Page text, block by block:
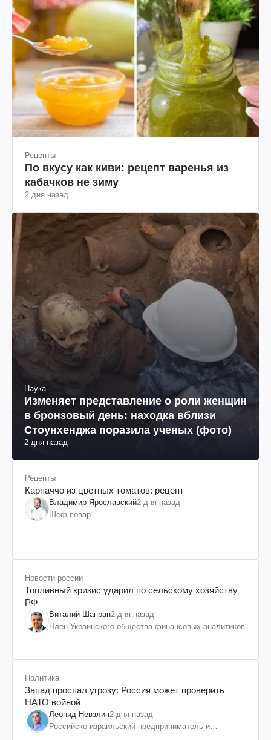
Рецепты
По вкусу как киви: рецепт варенья из
кабачков не зиму
2 дня назад
Наука
Изменяет представление о роли женщин
в бронзовый день: находка вблизи
Стоунхенджа поразила ученых (фото)
2 дня назад
Рецепты
Карпаччо из цветных томатов: рецепт
Владимир Ярославский2 дня назад
Шеф-повар
Новости россии
Топливный кризис ударил по сельскому хозяйству
РФ
Виталий Шапран2 дня назад
Член Украинского общества финансовых аналитиков
Политика
Запад проспал угрозу: Россия может проверить
НАТО войной
Леонид Невзлин2 дня назад
Российско-израильский предприниматель и